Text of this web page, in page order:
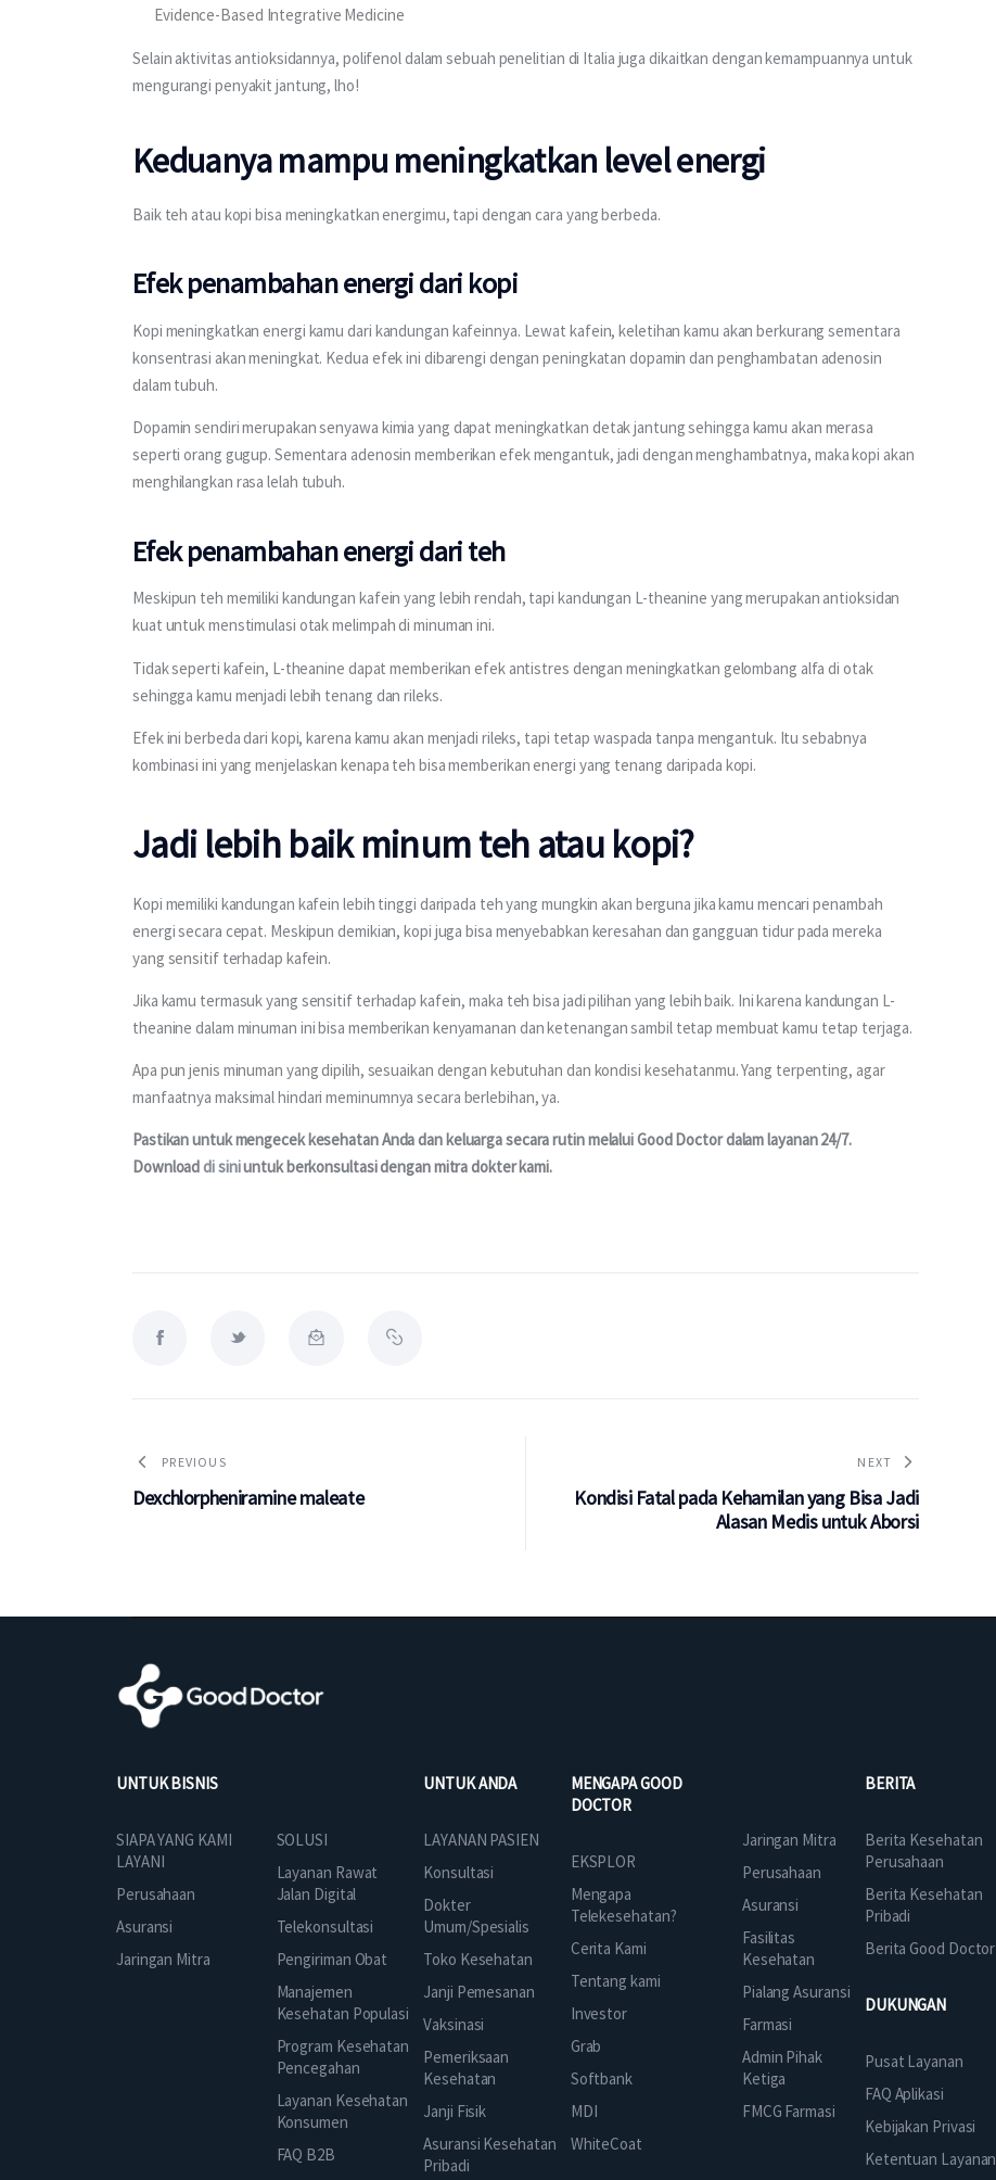
Evidence-Based Integrative Medicine
Selain aktivitas antioksidannya, polifenol dalam sebuah penelitian di Italia juga dikaitkan dengan kemampuannya untuk
mengurangi penyakit jantung, lho!
Keduanya mampu meningkatkan level energi
Baik teh atau kopi bisa meningkatkan energimu, tapi dengan cara yang berbeda.
Efek penambahan energi dari kopi
Kopi meningkatkan energi kamu dari kandungan kafeinnya. Lewat kafein, keletihan kamu akan berkurang sementara
konsentrasi akan meningkat. Kedua efek ini dibarengi dengan peningkatan dopamin dan penghambatan adenosin
dalam tubuh.
Dopamin sendiri merupakan senyawa kimia yang dapat meningkatkan detak jantung sehingga kamu akan merasa
seperti orang gugup. Sementara adenosin memberikan efek mengantuk, jadi dengan menghambatnya, maka kopi akan
menghilangkan rasa lelah tubuh.
Efek penambahan energi dari teh
Meskipun teh memiliki kandungan kafein yang lebih rendah, tapi kandungan L-theanine yang merupakan antioksidan
kuat untuk menstimulasi otak melimpah di minuman ini.
Tidak seperti kafein, L-theanine dapat memberikan efek antistres dengan meningkatkan gelombang alfa di otak
sehingga kamu menjadi lebih tenang dan rileks.
Efek ini berbeda dari kopi, karena kamu akan menjadi rileks, tapi tetap waspada tanpa mengantuk. Itu sebabnya
kombinasi ini yang menjelaskan kenapa teh bisa memberikan energi yang tenang daripada kopi.
Jadi lebih baik minum teh atau kopi?
Kopi memiliki kandungan kafein lebih tinggi daripada teh yang mungkin akan berguna jika kamu mencari penambah
energi secara cepat. Meskipun demikian, kopi juga bisa menyebabkan keresahan dan gangguan tidur pada mereka
yang sensitif terhadap kafein.
Jika kamu termasuk yang sensitif terhadap kafein, maka teh bisa jadi pilihan yang lebih baik. Ini karena kandungan L-
theanine dalam minuman ini bisa memberikan kenyamanan dan ketenangan sambil tetap membuat kamu tetap terjaga.
Apa pun jenis minuman yang dipilih, sesuaikan dengan kebutuhan dan kondisi kesehatanmu. Yang terpenting, agar
manfaatnya maksimal hindari meminumnya secara berlebihan, ya.
Pastikan untuk mengecek kesehatan Anda dan keluarga secara rutin melalui Good Doctor dalam layanan 24/7.
Download di sini untuk berkonsultasi dengan mitra dokter kami.
PREVIOUS
Dexchlorpheniramine maleate
NEXT
Kondisi Fatal pada Kehamilan yang Bisa Jadi
Alasan Medis untuk Aborsi
UNTUK BISNIS
SIAPA YANG KAMI
LAYANI
Perusahaan
Asuransi
Jaringan Mitra
SOLUSI
Layanan Rawat
Jalan Digital
Telekonsultasi
Pengiriman Obat
Manajemen
Kesehatan Populasi
Program Kesehatan
Pencegahan
Layanan Kesehatan
Konsumen
FAQ B2B
UNTUK ANDA
LAYANAN PASIEN
Konsultasi
Dokter
Umum/Spesialis
Toko Kesehatan
Janji Pemesanan
Vaksinasi
Pemeriksaan
Kesehatan
Janji Fisik
Asuransi Kesehatan
Pribadi
MENGAPA GOOD
DOCTOR
EKSPLOR
Mengapa
Telekesehatan?
Cerita Kami
Tentang kami
Investor
Grab
Softbank
MDI
WhiteCoat
Jaringan Mitra
Perusahaan
Asuransi
Fasilitas
Kesehatan
Pialang Asuransi
Farmasi
Admin Pihak
Ketiga
FMCG Farmasi
BERITA
Berita Kesehatan
Perusahaan
Berita Kesehatan
Pribadi
Berita Good Doctor
DUKUNGAN
Pusat Layanan
FAQ Aplikasi
Kebijakan Privasi
Ketentuan Layanan